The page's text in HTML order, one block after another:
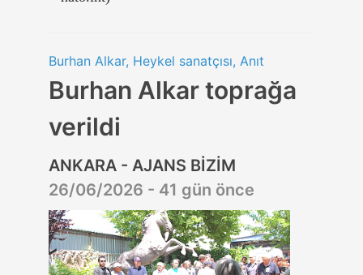
Burhan Alkar, Heykel sanatçısı, Anıt
Burhan Alkar toprağa
verildi
ANKARA - AJANS BİZİM
26/06/2026 - 41 gün önce